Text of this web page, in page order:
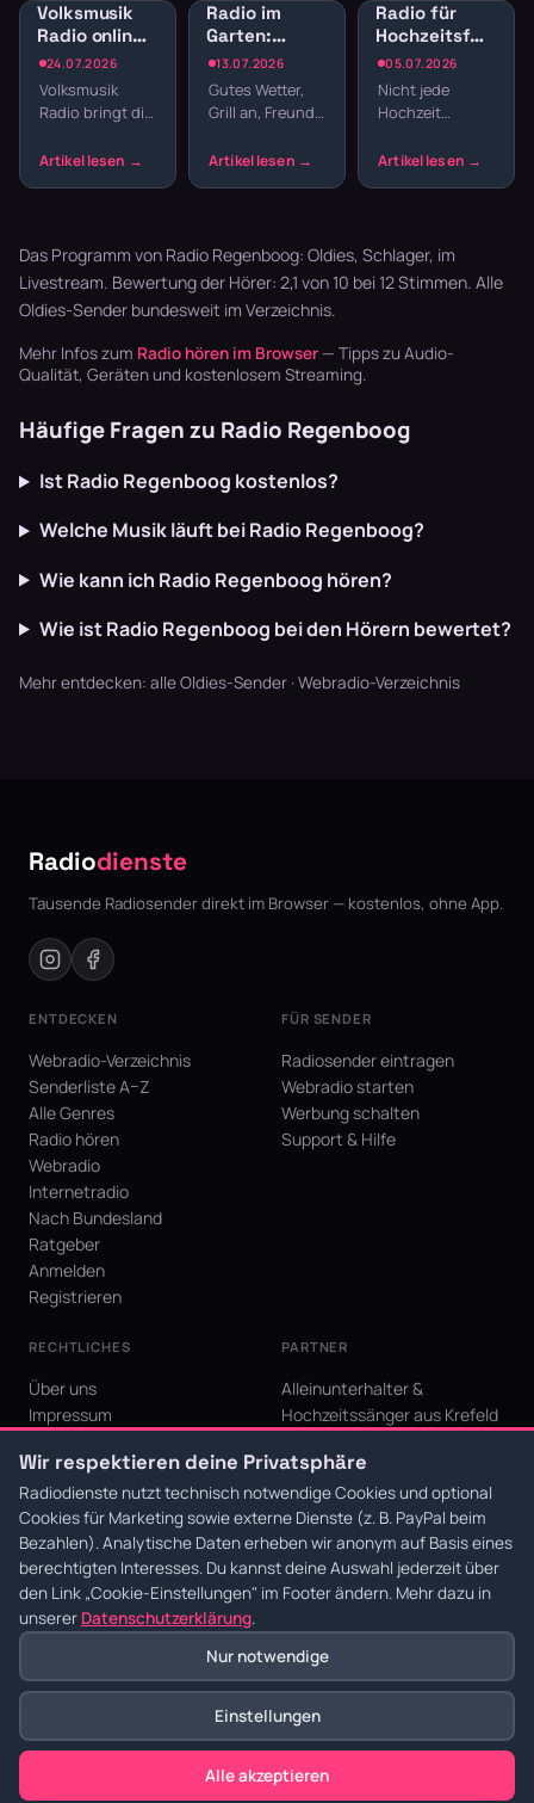
24.07.2026
Volksmusik
Radio online:
Traditionelle
Klänge und
Blasmusik
Volksmusik
Radio bringt dir
ins
Blaskapellen.
Keine v…
13.07.2026
Radio im
Garten:
Sender für
Gartenparty
und
Grillabend
Gutes Wetter,
Grill an, Freunde
noch die
Garten läu…
05.07.2026
Radio für
Hochzeitsfeier:
Sender für
Empfang,
Dinner und
Nicht jede
Hochzeit
DJ. Webradio
Phasen – vom
Sekte…
Das Programm von Radio Regenboog: Oldies, Schlager, im
Livestream. Bewertung der Hörer: 2,1 von 10 bei 12 Stimmen. Alle
Oldies-Sender bundesweit im Verzeichnis.
Mehr Infos zum Radio hören im Browser — Tipps zu Audio-
Qualität, Geräten und kostenlosem Streaming.
Häufige Fragen zu Radio Regenboog
Ist Radio Regenboog kostenlos?
Welche Musik läuft bei Radio Regenboog?
Wie kann ich Radio Regenboog hören?
Wie ist Radio Regenboog bei den Hörern bewertet?
Mehr entdecken: alle Oldies-Sender · Webradio-Verzeichnis
Radiodienste
Tausende Radiosender direkt im Browser — kostenlos, ohne App.
ENTDECKEN
Webradio-Verzeichnis
Senderliste A–Z
Alle Genres
Radio hören
Webradio
Internetradio
Nach Bundesland
Ratgeber
Anmelden
Registrieren
FÜR SENDER
Radiosender eintragen
Webradio starten
Werbung schalten
Support & Hilfe
RECHTLICHES
Über uns
Impressum
AGB
Cookie-Einstellungen
PARTNER
Alleinunterhalter &
Hochzeitssänger aus Krefeld
Krefeld für den Niederrhein
© 2026 Radiodienste. Alle Rechte vorbehalten.·Datenschutz·AGB·
Impressum
Wir respektieren deine Privatsphäre
Radiodienste nutzt technisch notwendige Cookies und optional
Cookies für Marketing sowie externe Dienste (z. B. PayPal beim
Bezahlen). Analytische Daten erheben wir anonym auf Basis eines
berechtigten Interesses. Du kannst deine Auswahl jederzeit über
den Link „Cookie-Einstellungen" im Footer ändern. Mehr dazu in
unserer Datenschutzerklärung.
Nur notwendige
Einstellungen
Alle akzeptieren